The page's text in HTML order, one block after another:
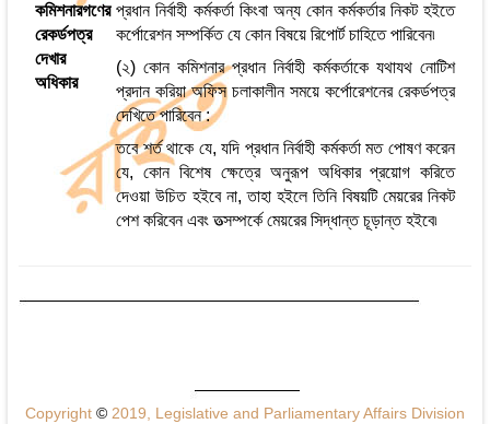
কমিশনারগণের
রেকর্ডপত্র
দেখার
অধিকার
প্রধান নির্বাহী কর্মকর্তা কিংবা অন্য কোন কর্মকর্তার নিকট হইতে
কর্পোরেশন সম্পর্কিত যে কোন বিষয়ে রিপোর্ট চাহিতে পারিবেন৷
(২) কোন কমিশনার প্রধান নির্বাহী কর্মকর্তাকে যথাযথ নোটিশ
প্রদান করিয়া অফিস চলাকালীন সময়ে কর্পোরেশনের রেকর্ডপত্র
দেখিতে পারিবেন :
তবে শর্ত থাকে যে, যদি প্রধান নির্বাহী কর্মকর্তা মত পোষণ করেন
যে, কোন বিশেষ ক্ষেত্রে অনুরূপ অধিকার প্রয়োগ করিতে
দেওয়া উচিত হইবে না, তাহা হইলে তিনি বিষয়টি মেয়রের নিকট
পেশ করিবেন এবং তত্সম্পর্কে মেয়রের সিদ্ধান্ত চূড়ান্ত হইবে৷
Copyright ©2019, Legislative and Parliamentary Affairs Division